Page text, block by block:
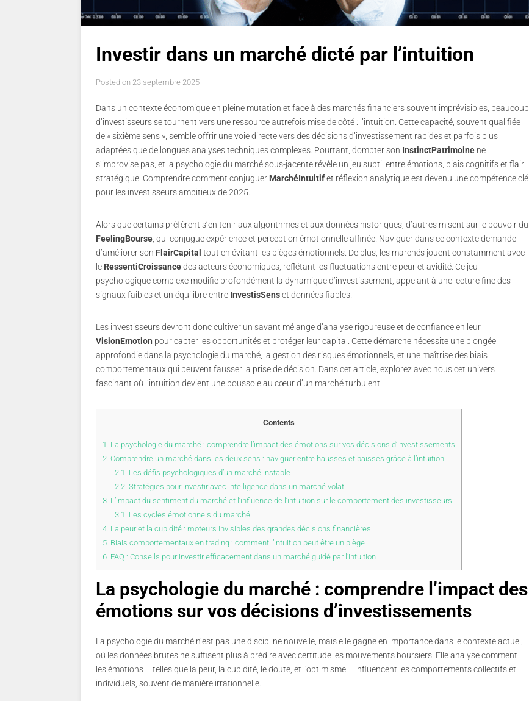
Investir dans un marché dicté par l’intuition
Posted on 23 septembre 2025
Dans un contexte économique en pleine mutation et face à des marchés financiers souvent imprévisibles, beaucoup
d’investisseurs se tournent vers une ressource autrefois mise de côté : l’intuition. Cette capacité, souvent qualifiée
de « sixième sens », semble offrir une voie directe vers des décisions d’investissement rapides et parfois plus
adaptées que de longues analyses techniques complexes. Pourtant, dompter son InstinctPatrimoine ne
s’improvise pas, et la psychologie du marché sous-jacente révèle un jeu subtil entre émotions, biais cognitifs et flair
stratégique. Comprendre comment conjuguer MarchéIntuitifet réflexion analytique est devenu une compétence clé
pour les investisseurs ambitieux de 2025.
Alors que certains préfèrent s’en tenir aux algorithmes et aux données historiques, d’autres misent sur le pouvoir du
FeelingBourse , qui conjugue expérience et perception émotionnelle affinée. Naviguer dans ce contexte demande
d’améliorer son FlairCapital tout en évitant les pièges émotionnels. De plus, les marchés jouent constamment avec
le RessentiCroissancedes acteurs économiques, reflétant les fluctuations entre peur et avidité. Ce jeu
psychologique complexe modifie profondément la dynamique d’investissement, appelant à une lecture fine des
signaux faibles et un équilibre entre InvestisSenset données fiables.
Les investisseurs devront donc cultiver un savant mélange d’analyse rigoureuse et de confiance en leur
VisionEmotion pour capter les opportunités et protéger leur capital. Cette démarche nécessite une plongée
approfondie dans la psychologie du marché, la gestion des risques émotionnels, et une maîtrise des biais
comportementaux qui peuvent fausser la prise de décision. Dans cet article, explorez avec nous cet univers
fascinant où l’intuition devient une boussole au cœur d’un marché turbulent.
Contents
1. La psychologie du marché : comprendre l’impact des émotions sur vos décisions d’investissements
2. Comprendre un marché dans les deux sens : naviguer entre hausses et baisses grâce à l’intuition
2.1. Les défis psychologiques d’un marché instable
2.2. Stratégies pour investir avec intelligence dans un marché volatil
3. L’impact du sentiment du marché et l’influence de l’intuition sur le comportement des investisseurs
3.1. Les cycles émotionnels du marché
4. La peur et la cupidité : moteurs invisibles des grandes décisions financières
5. Biais comportementaux en trading : comment l’intuition peut être un piège
6. FAQ : Conseils pour investir efficacement dans un marché guidé par l’intuition
La psychologie du marché : comprendre l’impact des
émotions sur vos décisions d’investissements
La psychologie du marché n’est pas une discipline nouvelle, mais elle gagne en importance dans le contexte actuel,
où les données brutes ne suffisent plus à prédire avec certitude les mouvements boursiers. Elle analyse comment
les émotions – telles que la peur, la cupidité, le doute, et l’optimisme – influencent les comportements collectifs et
individuels, souvent de manière irrationnelle.